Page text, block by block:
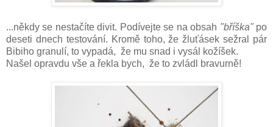
...někdy se nestačíte divit. Podívejte se na obsah "bříška"po
deseti dnech testování. Kromě toho, že žluťásek sežral pár
Bibiho granulí, to vypadá, že mu snad i vysál kožíšek.
Našel opravdu vše a řekla bych, že to zvládl bravurně!